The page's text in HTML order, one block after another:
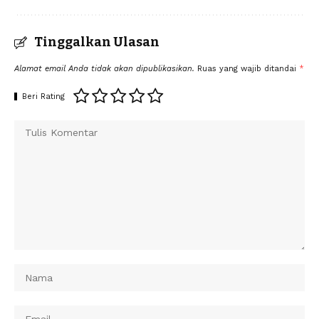
Tinggalkan Ulasan
Alamat email Anda tidak akan dipublikasikan. Ruas yang wajib ditandai *
Beri Rating